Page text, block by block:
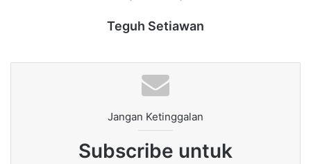
Teguh Setiawan
Jangan Ketinggalan
Subscribe untuk